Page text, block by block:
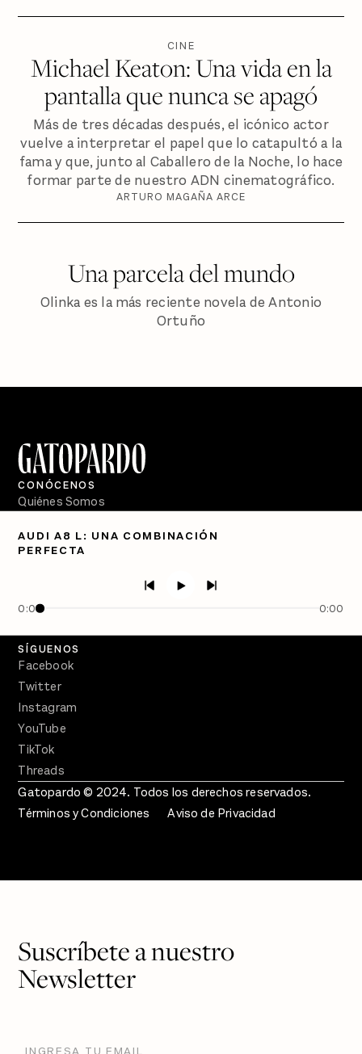
CINE
Michael Keaton: Una vida en la
pantalla que nunca se apagó
Más de tres décadas después, el icónico actor
vuelve a interpretar el papel que lo catapultó a la
fama y que, junto al Caballero de la Noche, lo hace
formar parte de nuestro ADN cinematográfico.
ARTURO MAGAÑA ARCE
Una parcela del mundo
Olinka es la más reciente novela de Antonio
Ortuño
AUDI A8 L: UNA COMBINACIÓN
PERFECTA
0:00 0:00
CONÓCENOS
Quiénes Somos
PÓDCASTS
Crecer en Distopía
SÍGUENOS
Facebook
Twitter
Instagram
YouTube
TikTok
Threads
Gatopardo © 2024. Todos los derechos reservados.
Términos y Condiciones
Aviso de Privacidad
Suscríbete a nuestro
Newsletter